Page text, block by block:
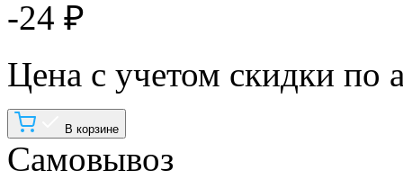
-24 ₽
Цена с учетом скидки по
В корзине
Самовывоз